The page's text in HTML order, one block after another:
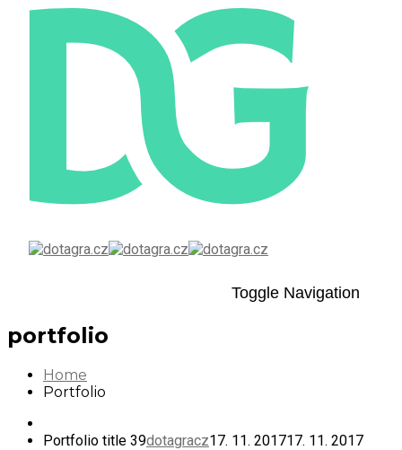
Toggle Navigation
portfolio
Home
Portfolio
Portfolio title 39dotagracz17. 11. 201717. 11. 2017